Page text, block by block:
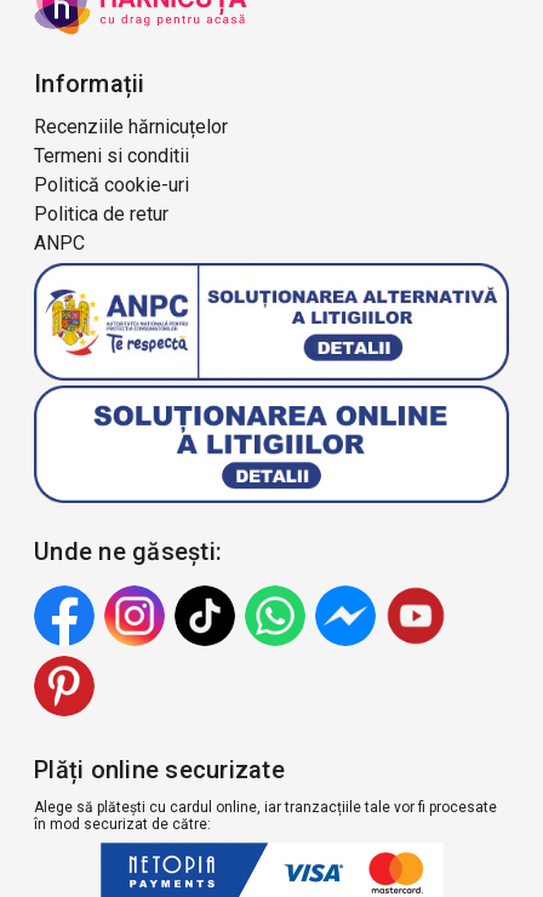
Informații
Recenziile hărnicuțelor
Termeni si conditii
Politică cookie-uri
Politica de retur
ANPC
Unde ne găsești:
Plăți online securizate
Alege să plătești cu cardul online, iar tranzacțiile tale vor fi procesate
în mod securizat de către: